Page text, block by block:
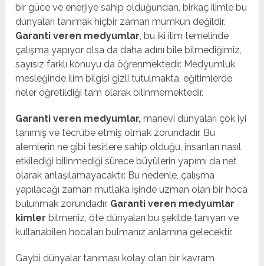
bir güce ve enerjiye sahip olduğundan, birkaç ilimle bu
dünyaları tanımak hiçbir zaman mümkün değildir.
Garanti veren medyumlar, bu iki ilim temelinde
çalışma yapıyor olsa da daha adını bile bilmediğimiz,
sayısız farklı konuyu da öğrenmektedir. Medyumluk
mesleğinde ilim bilgisi gizli tutulmakta, eğitimlerde
neler öğretildiği tam olarak bilinmemektedir.
Garanti veren medyumlar, manevi dünyaları çok iyi
tanımış ve tecrübe etmiş olmak zorundadır. Bu
alemlerin ne gibi tesirlere sahip olduğu, insanları nasıl
etkilediği bilinmediği sürece büyülerin yapımı da net
olarak anlaşılamayacaktır. Bu nedenle, çalışma
yapılacağı zaman mutlaka işinde uzman olan bir hoca
bulunmak zorundadır. Garanti veren medyumlar
kimler bilmeniz, öte dünyaları bu şekilde tanıyan ve
kullanabilen hocaları bulmanız anlamına gelecektir.
Gaybi dünyalar tanıması kolay olan bir kavram